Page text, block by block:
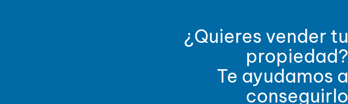
¿Quieres vender tu
propiedad?
Te ayudamos a
conseguirlo